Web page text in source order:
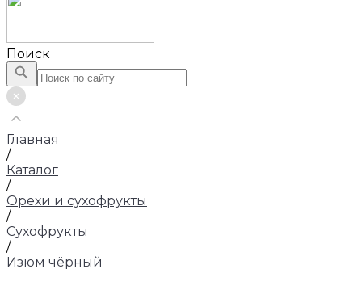
Поиск
Главная
/
Каталог
/
Орехи и сухофрукты
/
Сухофрукты
/
Изюм чёрный